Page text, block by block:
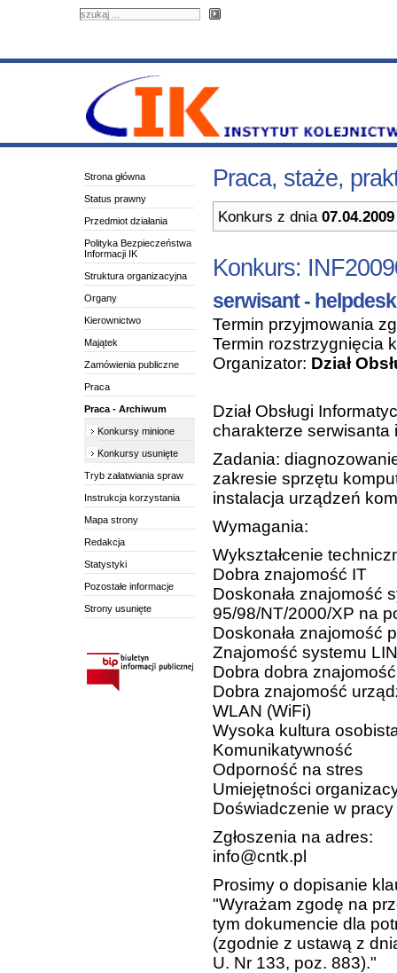
Praca, staże,
Konkurs z dnia 07.04.2009
Konkurs:
serwisant -
Termin przyjmowania
Termin rozstrzygnięcia
Organizator: Dział
Dział Obsługi
charakterze serwisanta
Zadania:
zakresie sprzętu
instalacja urządzeń
Wymagania:
Wykształcenie
Dobra znajomość IT
Doskonała znajomość
95/98/NT/2000/XP na
Doskonała znajomość
Znajomość systemu
Dobra dobra
Dobra znajomość
WLAN (WiFi)
Wysoka kultura
Komunikatywność
Odporność na stres
Umiejętności
Doświadczenie w
Zgłoszenia na adres:
info@cntk.pl
Prosimy o dopisanie
"Wyrażam zgodę na
tym dokumencie dla
(zgodnie z ustawą z
U. Nr 133, poz. 883)."
Strona główna
Status prawny
Przedmiot działania
Polityka Bezpieczeństwa
Informacji IK
Struktura organizacyjna
Organy
Kierownictwo
Majątek
Zamówienia publiczne
Praca
Praca - Archiwum
Konkursy minione
Konkursy usunięte
Tryb załatwiania spraw
Instrukcja korzystania
Mapa strony
Redakcja
Statystyki
Pozostałe informacje
Strony usunięte